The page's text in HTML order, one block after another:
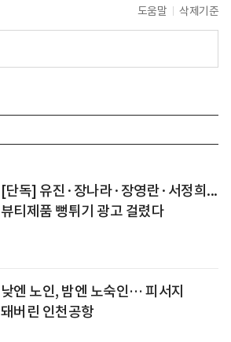
도움말 삭제기준
[단독] 유진·장나라·장영란·서정희...
뷰티제품 뻥튀기 광고 걸렸다
낮엔 노인, 밤엔 노숙인… 피서지
돼버린 인천공항